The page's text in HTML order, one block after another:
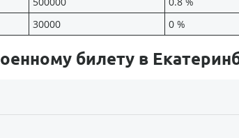
30000 0 %
билету в